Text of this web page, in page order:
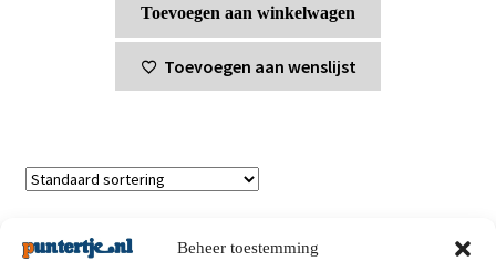
Beheer toestemming
Toevoegen aan winkelwagen
Toevoegen aan wenslijst